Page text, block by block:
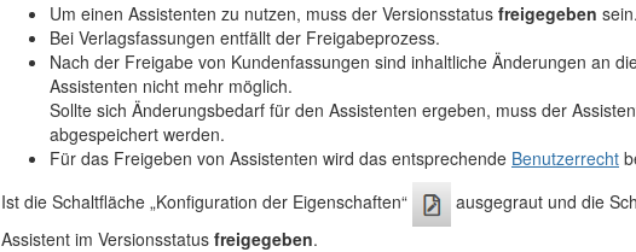
Um einen Assistenten zu nutzen, muss der Versionsstatus freigegeben sein.
Bei Verlagsfassungen entfällt der Freigabeprozess.
Nach der Freigabe von Kundenfassungen sind inhaltliche Änderungen an
Assistenten nicht mehr möglich.
Sollte sich Änderungsbedarf für den Assistenten ergeben, muss der
abgespeichert werden.
Für das Freigeben von Assistenten wird das entsprechende Benutzerrecht
Ist die Schaltfläche „Konfiguration der Eigenschaften“
ausgegraut und die
Assistent im Versionsstatus freigegeben.